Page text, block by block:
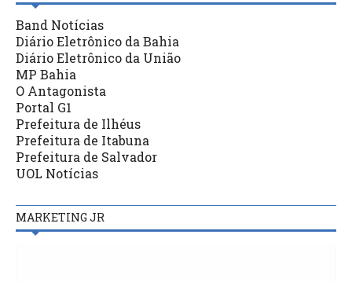
Band Notícias
Diário Eletrônico da Bahia
Diário Eletrônico da União
MP Bahia
O Antagonista
Portal G1
Prefeitura de Ilhéus
Prefeitura de Itabuna
Prefeitura de Salvador
UOL Notícias
MARKETING JR